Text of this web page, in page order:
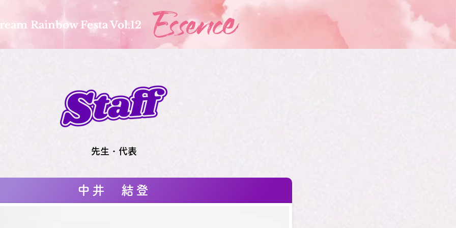
Rainbow Festa Vol.12
先生・代表
中井 結登